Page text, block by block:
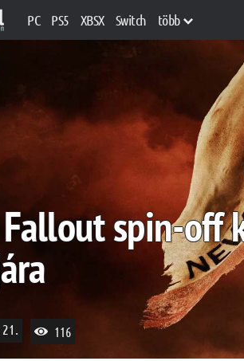
PC PS5 XBSX Switch több
spin-off
116